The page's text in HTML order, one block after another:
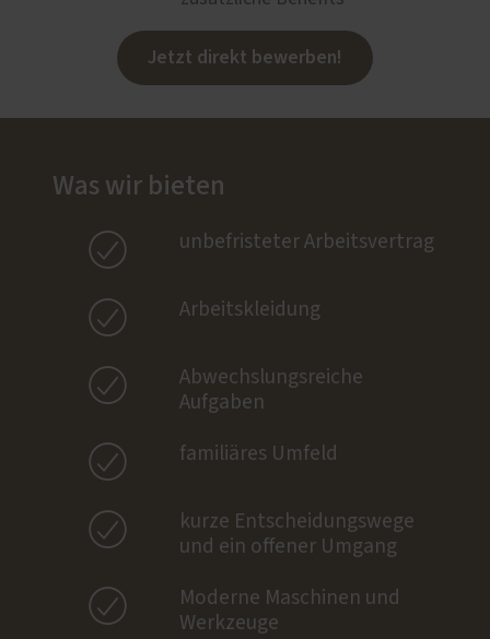
Jetzt direkt bewerben!
Was wir bieten
 unbefristeter Arbeitsvertrag
 Arbeitskleidung

Abwechslungsreiche
Aufgaben
 familiäres Umfeld

kurze Entscheidungswege
und ein offener Umgang

Moderne Maschinen und
Werkzeuge